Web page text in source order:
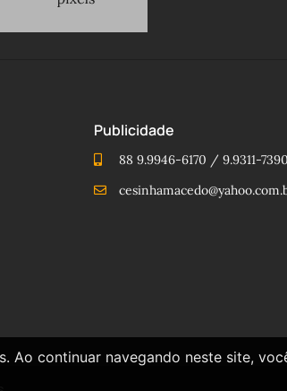
Publicidade
88 9.9946-6170 / 9.9311-7390
Ao continuar navegando neste site,